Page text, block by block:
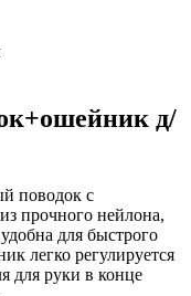
д/
поводок с
прочного нейлона,
для быстрого
легко регулируется
для руки в конце